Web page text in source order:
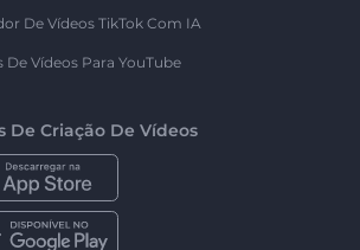
De Vídeos TikTok Com IA
De Vídeos Para YouTube
De Criação De Vídeos